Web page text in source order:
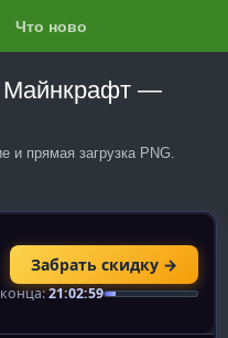
Что нового?
Майнкрафт —
и прямая загрузка PNG.